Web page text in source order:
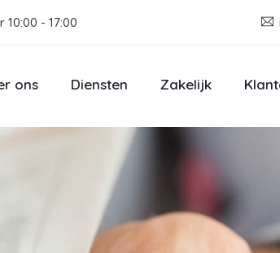
10:00 - 17:00
ons Diensten Zakelijk